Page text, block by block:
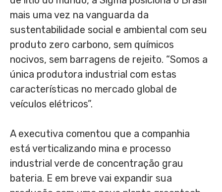
mais uma vez na vanguarda da
sustentabilidade social e ambiental com seu
produto zero carbono, sem químicos
nocivos, sem barragens de rejeito. “Somos a
única produtora industrial com estas
características no mercado global de
veículos elétricos”.
A executiva comentou que a companhia
está verticalizando mina e processo
industrial verde de concentração grau
bateria. E em breve vai expandir sua